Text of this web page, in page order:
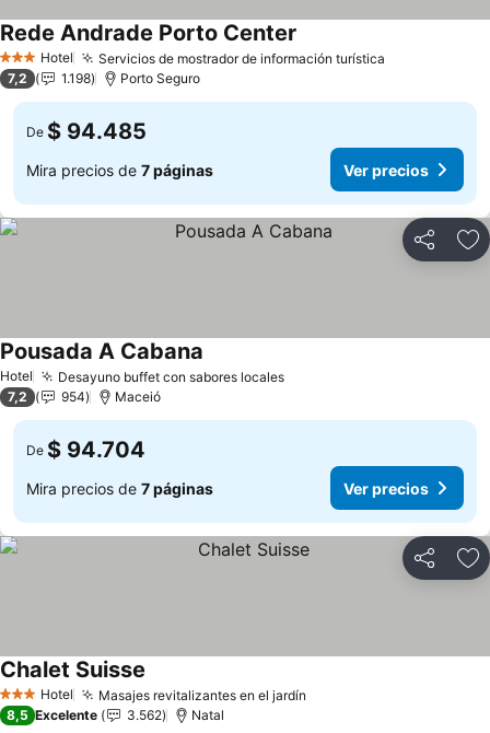
3 Estrellas
Hotel Servicios de mostrador de información turística
Rede Andrade Porto Center
7,2 1.198 Porto Seguro
De $ 94.485
Mira precios de 7 páginas Ver precios
Compartir
Hotel Desayuno buffet con sabores locales
Pousada A Cabana
7,2 954 Maceió
De $ 94.704
Mira precios de 7 páginas Ver precios
Compartir
3 Estrellas
Hotel Masajes revitalizantes en el jardín
Chalet Suisse
8,5 Excelente 3.562 Natal